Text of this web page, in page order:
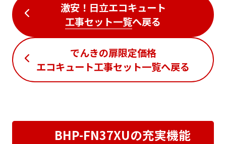
激安！日立エコキュート
工事セット一覧へ戻る
でんきの扉限定価格
エコキュート工事セット一覧へ戻る
BHP-FN37XUの充実機能